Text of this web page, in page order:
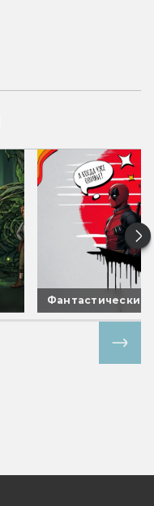
Фантастические